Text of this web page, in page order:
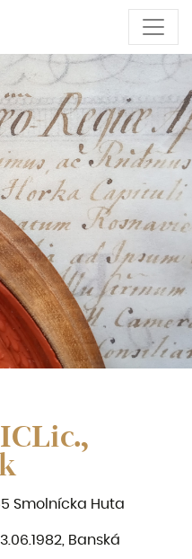
Smolnícka Huta
Banská